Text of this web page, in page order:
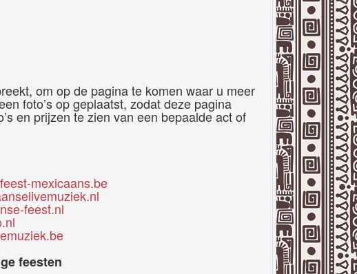
om op de pagina te komen waar u meer
foto’s op geplaatst, zodat deze pagina
en prijzen te zien van een bepaalde act of
mexicaans.be
feest.nl
feesten